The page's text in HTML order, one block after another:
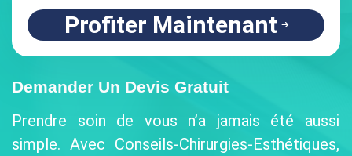
Profiter Maintenant
Demander Un Devis Gratuit
Prendre soin de vous n’a jamais été aussi
simple. Avec Conseils-Chirurgies-Esthétiques,